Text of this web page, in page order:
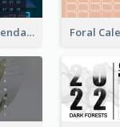
Neon Photo Calendar